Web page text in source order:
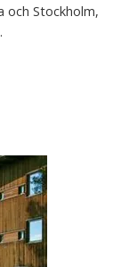
och Stockholm,